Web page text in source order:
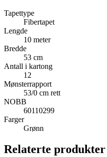
Tapettype
Fibertapet
Lengde
10 meter
Bredde
53 cm
Antall i kartong
12
Mønsterrapport
53/0 cm rett
NOBB
60110299
Farger
Grønn
Relaterte produkter